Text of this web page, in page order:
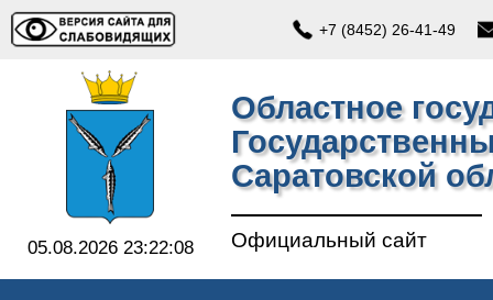
+7 (8452) 26-41-49
05.08.2026 23:22:09
Областное
Саратовской
Официальный сайт